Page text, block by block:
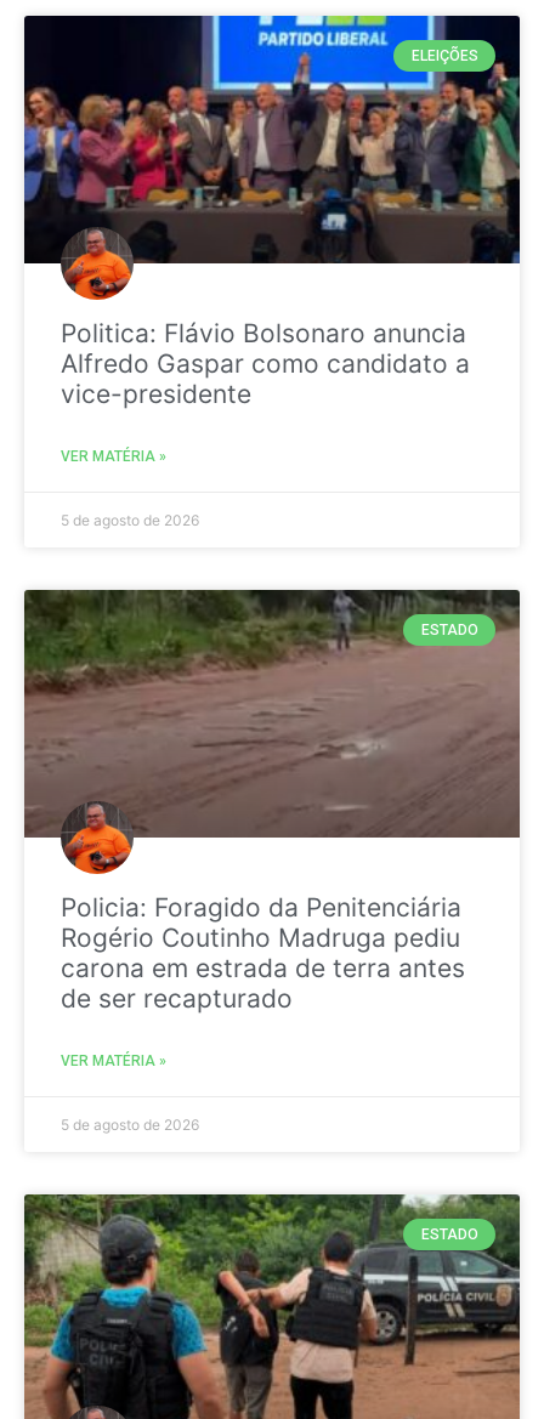
ELEIÇÕES
Politica: Flávio Bolsonaro anuncia
Alfredo Gaspar como candidato a
vice-presidente
VER MATÉRIA »
5 de agosto de 2026
ESTADO
Policia: Foragido da Penitenciária
Rogério Coutinho Madruga pediu
carona em estrada de terra antes
de ser recapturado
VER MATÉRIA »
5 de agosto de 2026
ESTADO